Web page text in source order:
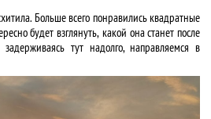
Больше всего понравились квадратные
будет взглянуть, какой она станет после
тут надолго, направляемся в